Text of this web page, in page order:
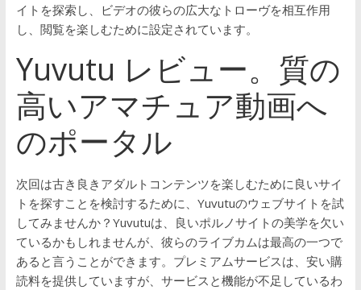
イトを探索し、ビデオの彼らの広大なトローヴを相互作用
し、閲覧を楽しむために設定されています。
Yuvutu レビュー。質の
高いアマチュア動画へ
のポータル
次回は古き良きアダルトコンテンツを楽しむために良いサイ
トを探すことを検討するために、Yuvutuのウェブサイトを試
してみませんか？Yuvutuは、良いポルノサイトの美学を欠い
ているかもしれませんが、彼らのライブカムは最高の一つで
あると言うことができます。プレミアムサービスは、安い購
読料を提供していますが、サービスと機能が不足しているわ